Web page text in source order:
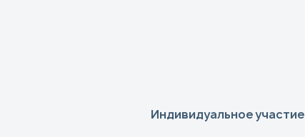
Индивидуальное участие